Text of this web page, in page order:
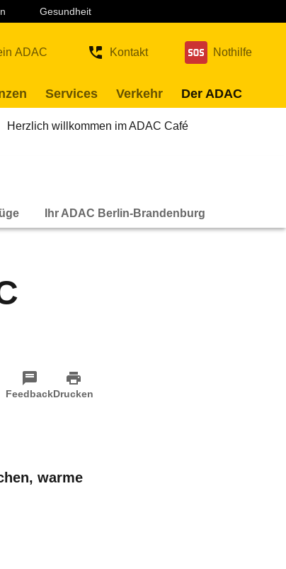
Gesundheit
ADAC Kontakt Nothilfe
Services Verkehr Der ADAC
Herzlich willkommen im ADAC Café
Ihr ADAC Berlin-Brandenburg
FeedbackDrucken
warme